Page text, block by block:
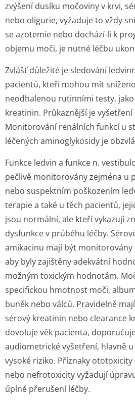
zvýšení dusíku močoviny v krvi,
nebo oligurie, vyžaduje to vždy
se azotemie nebo dochází-li k
objemu moči, je nutné léčbu
Zvlášť důležité je sledování
pacientů, kteří mohou mít
neodhalenou rutinními testy,
kreatinin. Průkaznější je
Monitorování renálních funkcí u
léčených aminoglykosidy je
Funkce ledvin a funkce n.
pečlivě monitorovány zejména u
nebo suspektním poškozením
terapie a také u těch pacientů,
jsou normální, ale kteří vykazují
dysfunkce v průběhu léčby.
amikacinu mají být monitorovány
aby byly zajištěny adekvátní
možným toxickým hodnotám.
specifickou hmotnost moči,
buněk nebo válců. Pravidelně
sérový kreatinin nebo clearance
dovoluje věk pacienta,
audiometrické vyšetření, hlavně
vysoké riziko. Příznaky
nebo nefrotoxicity vyžadují
úplné přerušení léčby.